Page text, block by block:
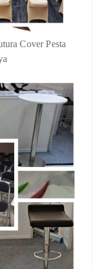
Cover Pesta